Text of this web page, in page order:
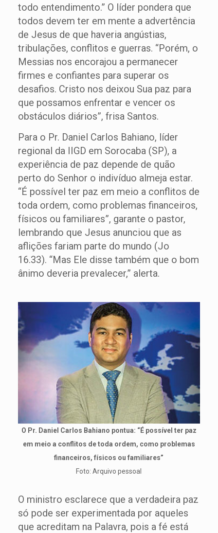
todo entendimento.” O líder pondera que
todos devem ter em mente a advertência
de Jesus de que haveria angústias,
tribulações, conflitos e guerras. “Porém, o
Messias nos encorajou a permanecer
firmes e confiantes para superar os
desafios. Cristo nos deixou Sua paz para
que possamos enfrentar e vencer os
obstáculos diários”, frisa Santos.
Para o Pr. Daniel Carlos Bahiano, líder
regional da IIGD em Sorocaba (SP), a
experiência de paz depende de quão
perto do Senhor o indivíduo almeja estar.
“É possível ter paz em meio a conflitos de
toda ordem, como problemas financeiros,
físicos ou familiares”, garante o pastor,
lembrando que Jesus anunciou que as
aflições fariam parte do mundo (Jo
16.33). “Mas Ele disse também que o bom
ânimo deveria prevalecer,” alerta.
O Pr. Daniel Carlos Bahiano pontua: “É possível ter paz
em meio a conflitos de toda ordem, como problemas
financeiros, físicos ou familiares”
Foto: Arquivo pessoal
O ministro esclarece que a verdadeira paz
só pode ser experimentada por aqueles
que acreditam na Palavra, pois a fé está